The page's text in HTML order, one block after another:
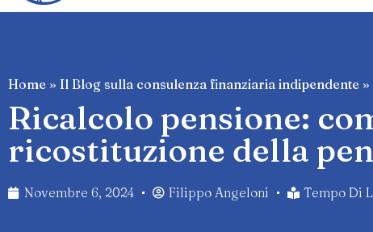
Home » Il Blog sulla consulenza finanziaria indipendente »
Ricalcolo pensione:
ricostituzione della
Novembre 6, 2024 Filippo Angeloni Tempo Di